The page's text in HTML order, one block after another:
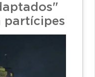
partícipes